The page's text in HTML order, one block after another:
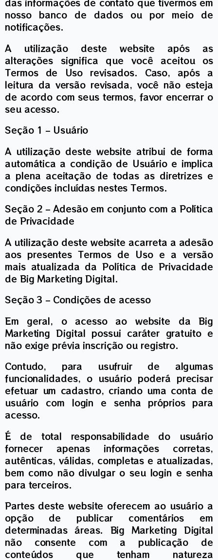
das informações de contato que tivermos em
nosso banco de dados ou por meio de
notificações.
A utilização deste website após as
alterações significa que você aceitou os
Termos de Uso revisados. Caso, após a
leitura da versão revisada, você não esteja
de acordo com seus termos, favor encerrar o
seu acesso.
Seção 1 – Usuário
A utilização deste website atribui de forma
automática a condição de Usuário e implica
a plena aceitação de todas as diretrizes e
condições incluídas nestes Termos.
Seção 2 – Adesão em conjunto com a Política
de Privacidade
A utilização deste website acarreta a adesão
aos presentes Termos de Uso e a versão
mais atualizada da Política de Privacidade
de Big Marketing Digital.
Seção 3 – Condições de acesso
Em geral, o acesso ao website da Big
Marketing Digital possui caráter gratuito e
não exige prévia inscrição ou registro.
Contudo, para usufruir de algumas
funcionalidades, o usuário poderá precisar
efetuar um cadastro, criando uma conta de
usuário com login e senha próprios para
acesso.
É de total responsabilidade do usuário
fornecer apenas informações corretas,
autênticas, válidas, completas e atualizadas,
bem como não divulgar o seu login e senha
para terceiros.
Partes deste website oferecem ao usuário a
opção de publicar comentários em
determinadas áreas. Big Marketing Digital
não consente com a publicação de
conteúdos que tenham natureza